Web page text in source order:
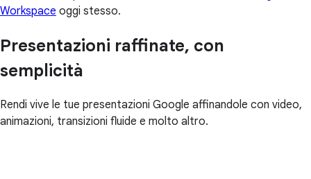
Workspace oggi stesso.
Presentazioni raffinate, con
semplicità
Rendi vive le tue presentazioni Google affinandole con video,
animazioni, transizioni fluide e molto altro.